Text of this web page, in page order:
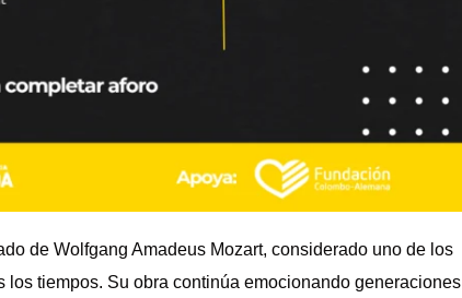
de Wolfgang Amadeus Mozart, considerado uno de los
los tiempos. Su obra continúa emocionando generaciones